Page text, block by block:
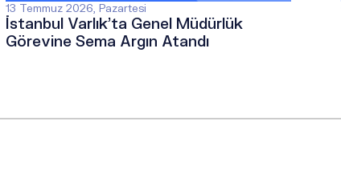
13 Temmuz 2026, Pazartesi
İstanbul Varlık’ta Genel Müdürlük
Görevine Sema Argın Atandı